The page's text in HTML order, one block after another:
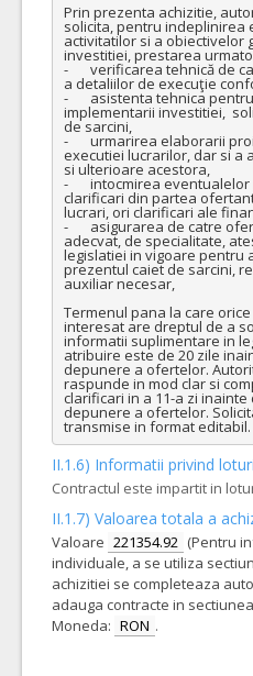
Prin prezenta achizitie,
solicita, pentru indeplinirea
activitatilor si a obiectivelor
investitiei, prestarea
-	verificarea tehnică de calitate a proiectului tehnic şi
a detaliilor de execuţie
-	asistenta tehnica pentru activitatile necesare
implementarii investitiei,
de sarcini,
-	urmarirea elaborarii proiectului tehnic si a
executiei lucrarilor, dar si a
si ulterioare acestora,
-	intocmirea eventualelor raspunsuri la cererile de
clarificari din partea
lucrari, ori clarificari ale
-	asigurarea de catre ofertant a personalului
adecvat, de specialitate,
legislatiei in vigoare pentru
prezentul caiet de sarcini,
auxiliar necesar,
Termenul pana la care
interesat are dreptul de a
informatii suplimentare in
atribuire este de 20 zile
depunere a ofertelor.
raspunde in mod clar si
clarificari in a 11-a zi
depunere a ofertelor.
transmise in format editabil.
II.1.6) Informatii privind
Contractul este impartit in
II.1.7) Valoarea totala a
Valoare 221354.92 (Pentru
individuale, a se utiliza
achizitiei se completeaza
adauga contracte in
Moneda: RON .